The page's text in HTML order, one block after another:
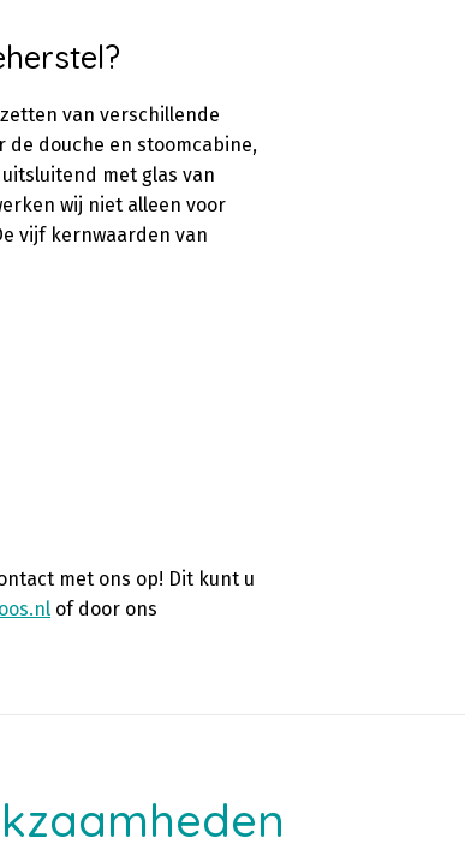
van verschillende
douche en stoomcabine,
met glas van
wij niet alleen voor
vijf kernwaarden van
met ons op! Dit kunt u
of door ons